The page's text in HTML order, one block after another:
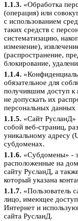
1.1.3. «Обработка
(операция) или
с использованием
таких средств с
систематизацию,
изменение),
(распространение,
блокирование,
1.1.4.
обязательное для
получившим доступ к
не допускать их
персональных данных
1.1.5. «Сайт РусланД»
собой веб-страниц,
уникальному адресу
субдоменах.
1.1.6. «Субдомены» -
расположенные на
сайту РусланД, а
который указана
1.1.7. «Пользователь
лицо, имеющее доступ
Интернет и
сайта РусланД.